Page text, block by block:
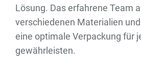
Lösung. Das erfahrene Team
verschiedenen Materialien
eine optimale Verpackung für
gewährleisten.